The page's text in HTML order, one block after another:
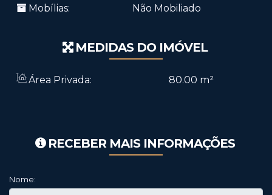
Mobílias: Não Mobiliado
MEDIDAS DO IMÓVEL
Área Privada: 80.00 m²
RECEBER MAIS INFORMAÇÕES
Nome: